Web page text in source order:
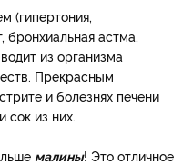
(гипертония,
бронхиальная астма,
из организма
Прекрасным
и болезнях печени
сок из них.
малины! Это отличное